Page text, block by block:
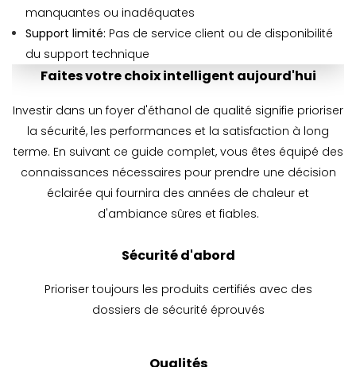
manquantes ou inadéquates
Support limité: Pas de service client ou de disponibilité
du support technique
Faites votre choix intelligent aujourd'hui
Investir dans un foyer d'éthanol de qualité signifie prioriser
la sécurité, les performances et la satisfaction à long
terme. En suivant ce guide complet, vous êtes équipé des
connaissances nécessaires pour prendre une décision
éclairée qui fournira des années de chaleur et
d'ambiance sûres et fiables.
Sécurité d'abord
Prioriser toujours les produits certifiés avec des
dossiers de sécurité éprouvés